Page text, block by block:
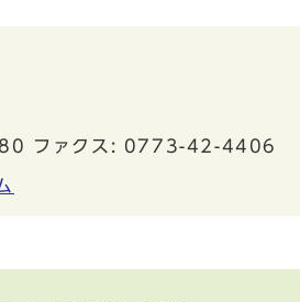
ファクス: 0773-42-4406